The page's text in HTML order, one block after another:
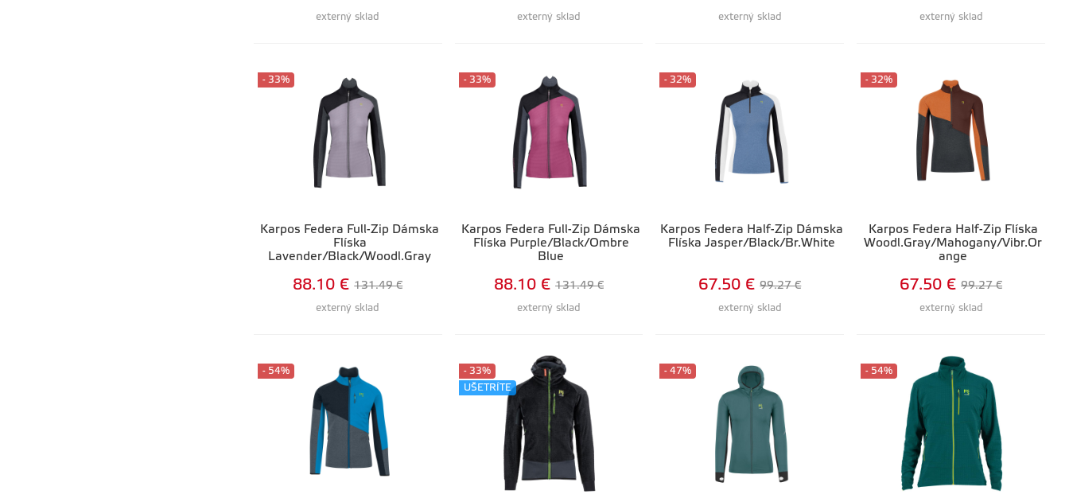
externý sklad externý sklad externý sklad externý sklad
Karpos Federa Full-Zip Dámska
Flíska
Lavender/Black/Woodl.Gray
- 33%
externý sklad
88.10 € 131.49 €
Karpos Federa Full-Zip Dámska
Flíska Purple/Black/Ombre
Blue
- 33%
externý sklad
88.10 € 131.49 €
Karpos Federa Half-Zip Dámska
Flíska Jasper/Black/Br.White
- 32%
externý sklad
67.50 € 99.27 €
Karpos Federa Half-Zip Flíska
Woodl.Gray/Mahogany/Vibr.Or
ange
- 32%
externý sklad
67.50 € 99.27 €
- 54%
- 33%
UŠETRÍTE
- 47% - 54%